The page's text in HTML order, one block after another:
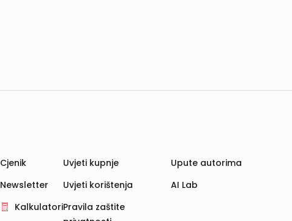
Cjenik
Newsletter
Kalkulatori
Uvjeti kupnje
Uvjeti korištenja
Pravila zaštite
Upute autorima
AI Lab